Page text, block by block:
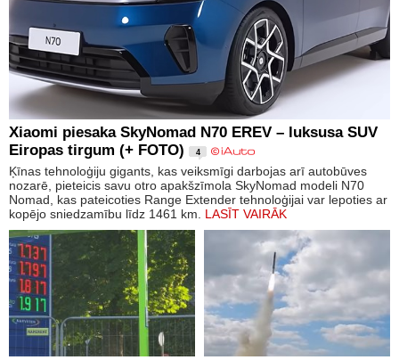
Xiaomi piesaka SkyNomad N70 EREV – luksusa SUV
Eiropas tirgum (+ FOTO)
4
Ķīnas tehnoloģiju gigants, kas veiksmīgi darbojas arī autobūves
nozarē, pieteicis savu otro apakšzīmola SkyNomad modeli N70
Nomad, kas pateicoties Range Extender tehnoloģijai var lepoties ar
kopējo sniedzamību līdz 1461 km. LASĪT VAIRĀK